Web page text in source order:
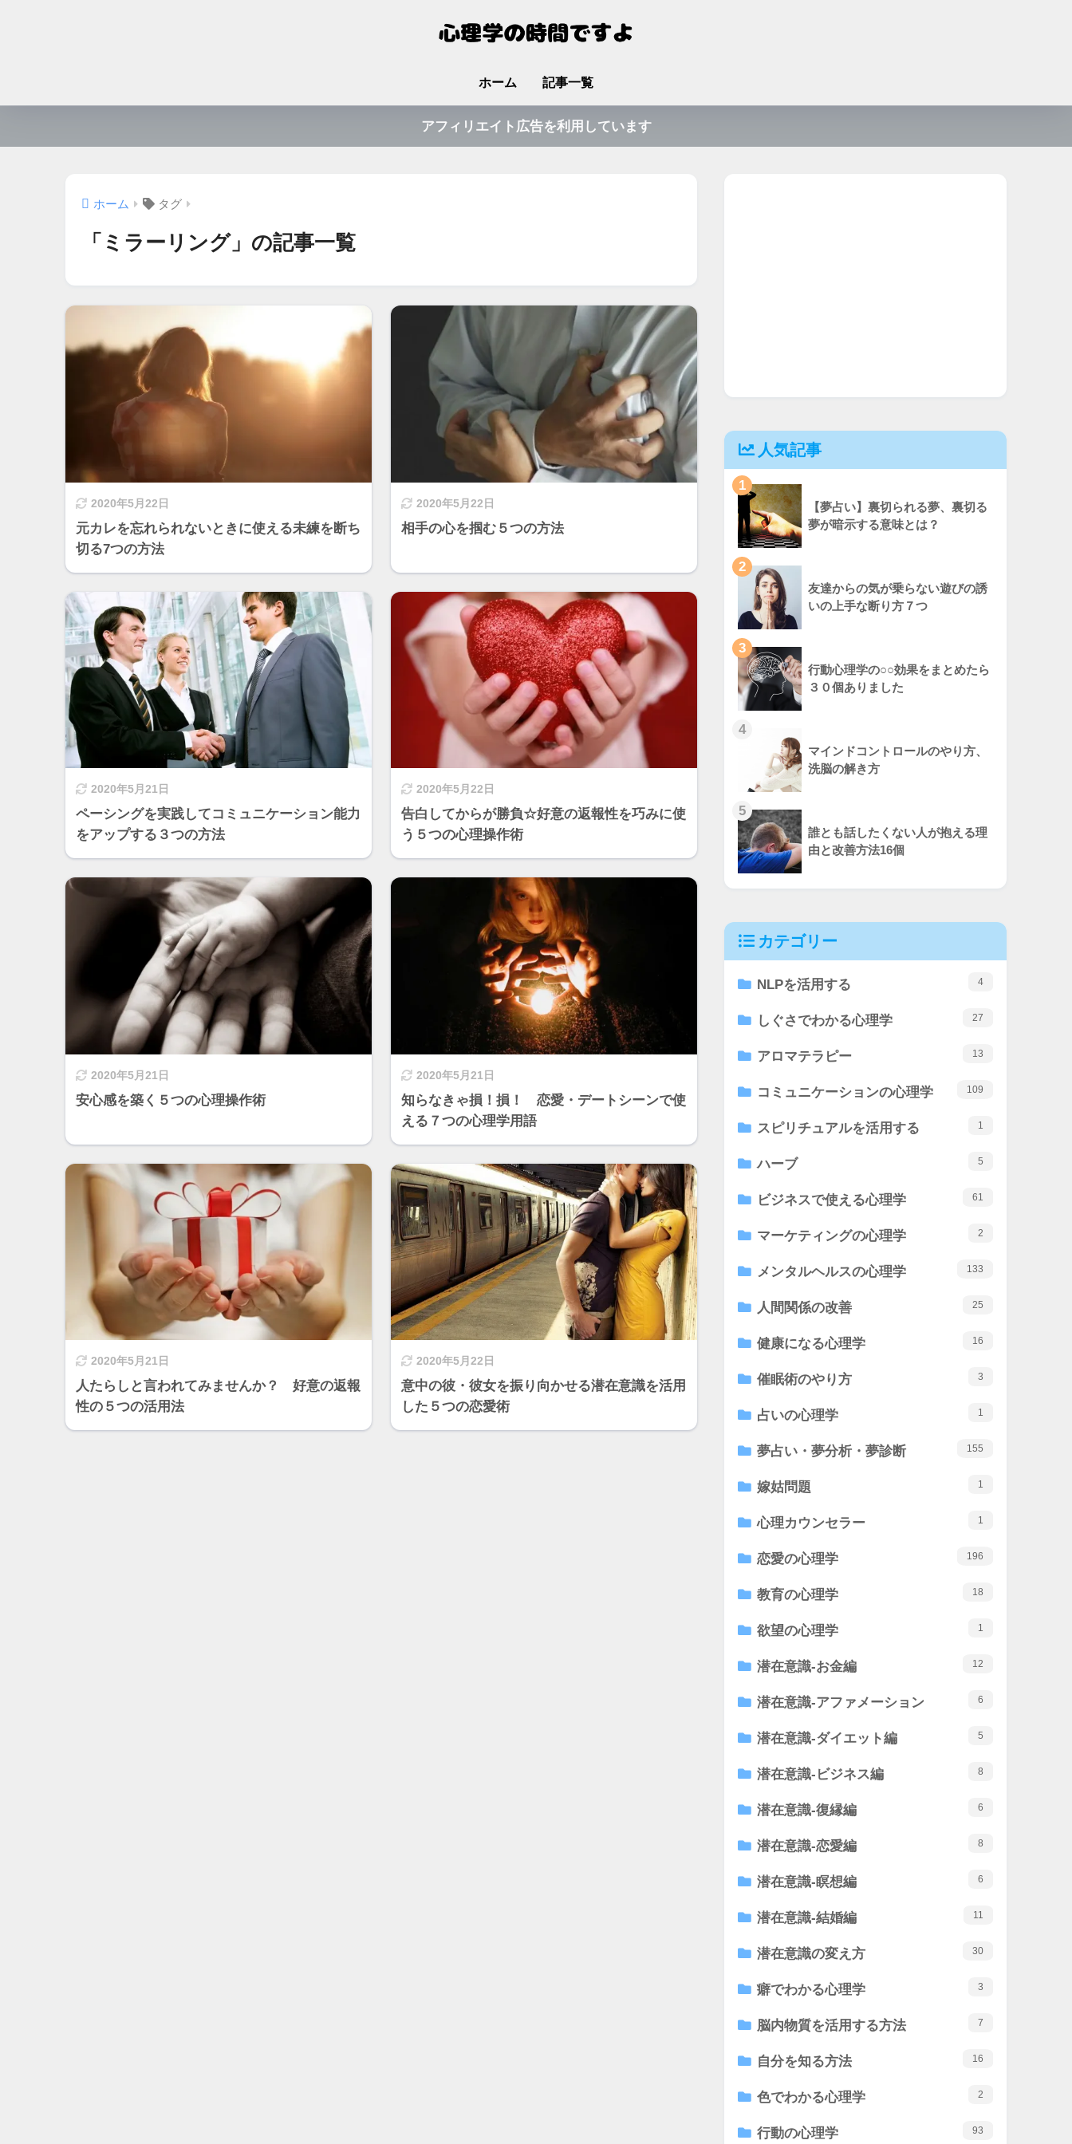
ホーム 記事一覧
アフィリエイト広告を利用しています
ホーム タグ
「ミラーリング」の記事一覧
2020年5月22日
元カレを忘れられないときに使える未練を断ち
切る7つの方法
2020年5月22日
相手の心を掴む５つの方法
2020年5月21日
ペーシングを実践してコミュニケーション能力
をアップする３つの方法
2020年5月22日
告白してからが勝負☆好意の返報性を巧みに使
う５つの心理操作術
2020年5月21日
安心感を築く５つの心理操作術
2020年5月21日
知らなきゃ損！損！ 恋愛・デートシーンで使
える７つの心理学用語
2020年5月21日
人たらしと言われてみませんか？ 好意の返報
性の５つの活用法
2020年5月22日
意中の彼・彼女を振り向かせる潜在意識を活用
した５つの恋愛術
人気記事
1
【夢占い】裏切られる夢、裏切る
夢が暗示する意味とは？
2
友達からの気が乗らない遊びの誘
いの上手な断り方７つ
3
行動心理学の○○効果をまとめたら
３０個ありました
4
マインドコントロールのやり方、
洗脳の解き方
5
誰とも話したくない人が抱える理
由と改善方法16個
カテゴリー
NLPを活用する 4
しぐさでわかる心理学 27
アロマテラピー 13
コミュニケーションの心理学 109
スピリチュアルを活用する 1
ハーブ 5
ビジネスで使える心理学 61
マーケティングの心理学 2
メンタルヘルスの心理学 133
人間関係の改善 25
健康になる心理学 16
催眠術のやり方 3
占いの心理学 1
夢占い・夢分析・夢診断 155
嫁姑問題 1
心理カウンセラー 1
恋愛の心理学 196
教育の心理学 18
欲望の心理学 1
潜在意識-お金編 12
潜在意識-アファメーション 6
潜在意識-ダイエット編 5
潜在意識-ビジネス編 8
潜在意識-復縁編 6
潜在意識-恋愛編 8
潜在意識-瞑想編 6
潜在意識-結婚編 11
潜在意識の変え方 30
癖でわかる心理学 3
脳内物質を活用する方法 7
自分を知る方法 16
色でわかる心理学 2
行動の心理学 93